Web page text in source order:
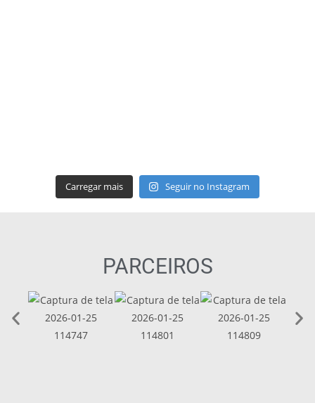
Carregar mais Seguir no Instagram
PARCEIROS